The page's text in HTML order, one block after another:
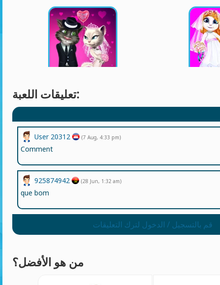
تعليقات اللعبة:
925874942 (28 Jun, 1:32 am)
que bom
User 20312 (7 Aug, 4:33 pm)
Comment
قم بالتسجيل / الدخول لترك التعليقات
من هو الأفضل؟